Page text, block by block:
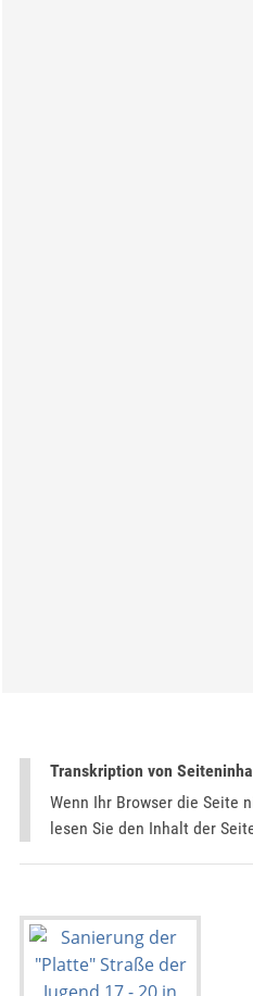
Transkription von
Wenn Ihr Browser die Seite
lesen Sie den Inhalt der